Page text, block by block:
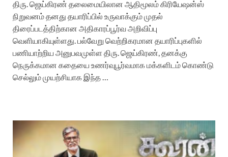
திரு. ஜெய்கிரண் தலைமையிலான ஆதிமூலம் கிரியேஷன்ஸ்
நிறுவனம் தனது தயாரிப்பில் உருவாக்கும் முதல்
திரைப்படத்திற்கான அதிகாரப்பூர்வ அறிவிப்பு
வெளியாகியுள்ளது. பல்வேறு வெற்றிகரமான தயாரிப்புகளில்
பணியாற்றிய அனுபவமுள்ள திரு. ஜெய்கிரண், தனக்கு
நெருக்கமான கதையை உணர்வுபூர்வமாக மக்களிடம் கொண்டு
செல்லும் முயற்சியாக இந்த …